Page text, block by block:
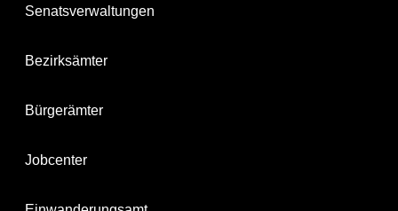
Senatsverwaltungen
Bezirksämter
Bürgerämter
Jobcenter